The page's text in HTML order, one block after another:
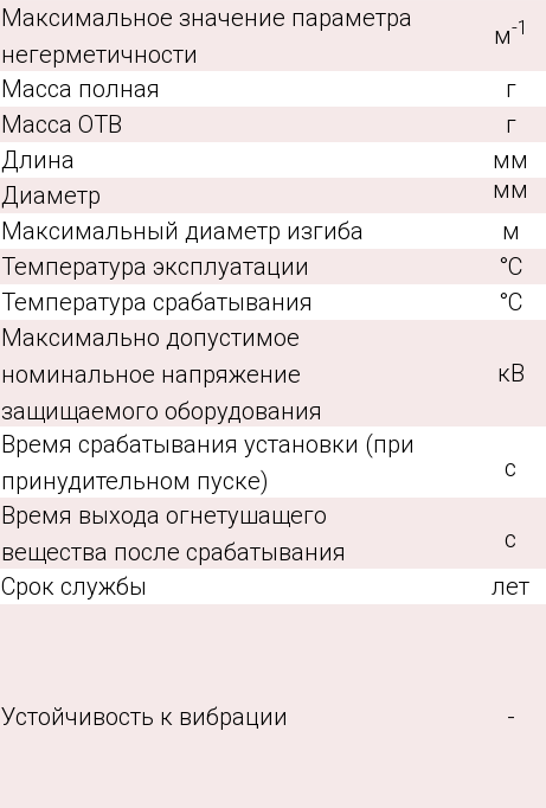
Максимальное значение параметра
негерметичности
Масса полная
Масса ОТВ
Длина
Максимальный диаметр изгиба
Температура эксплуатации
Температура срабатывания
Максимально допустимое
номинальное напряжение
защищаемого оборудования
Время срабатывания установки (при
принудительном пуске)
Время выхода огнетушащего
вещества после срабатывания
Срок службы
м-1
г
г
мм
м
°С
°С
кВ
с
с
лет
Диаметр мм
Устойчивость к вибрации -